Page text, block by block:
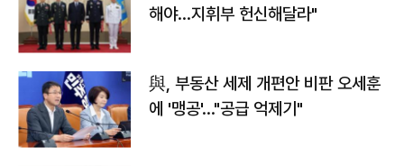
해야…지휘부 헌신해달라"
與, 부동산 세제 개편안 비판 오세훈
에 '맹공'…"공급 억제기"